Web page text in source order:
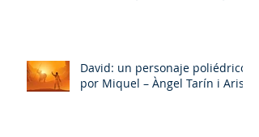
David: un personaje poliédrico,
por Miquel – Àngel Tarín i Arisó